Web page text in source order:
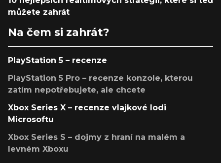
můžete zahrát
Na čem si zahrát?
PlayStation 5 – recenze
PlayStation 5 Pro – recenze konzole, kterou
zatím nepotřebujete, ale chcete
Xbox Series X – recenze vlajkové lodi
Microsoftu
Xbox Series S – dojmy z hraní na malém a
levném Xboxu